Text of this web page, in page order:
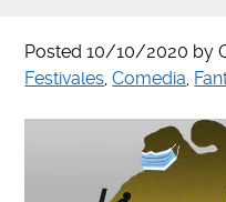
Posted10/10/2020 by
Festivales,Comedia,